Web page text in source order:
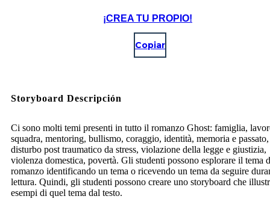
¡CREA TU PROPIO!
Copiar
Storyboard Descripción
Ci sono molti temi presenti in tutto il romanzo Ghost: famiglia,
squadra, mentoring, bullismo, coraggio, identità, memoria e passato,
disturbo post traumatico da stress, violazione della legge e giustizia,
violenza domestica, povertà. Gli studenti possono esplorare il tema
romanzo identificando un tema o ricevendo un tema da seguire
lettura. Quindi, gli studenti possono creare uno storyboard che
esempi di quel tema dal testo.